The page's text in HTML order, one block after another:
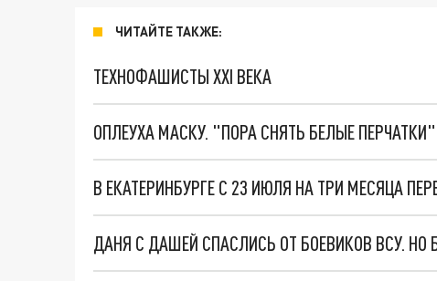
ЧИТАЙТЕ ТАКЖЕ:
ТЕХНОФАШИСТЫ XXI ВЕКА
ОПЛЕУХА МАСКУ. "ПОРА СНЯТЬ БЕЛЫЕ
В ЕКАТЕРИНБУРГЕ С 23 ИЮЛЯ НА ТРИ МЕСЯЦА
ДАНЯ С ДАШЕЙ СПАСЛИСЬ ОТ БОЕВИКОВ ВСУ.